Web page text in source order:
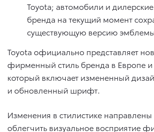
Toyota; автомобили и
бренда на текущий момент
существующую версию
Toyota официально представляет
фирменный стиль бренда в Европе и
который включает измененный
и обновленный шрифт.
Изменения в стилистике
облегчить визуальное восприятие